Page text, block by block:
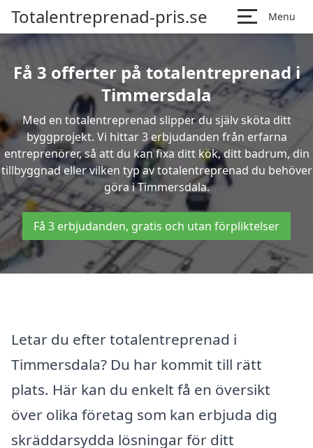
Totalentreprenad-pris.se Menu
Få 3 offerter på totalentreprenad i
Timmersdala
Med en totalentreprenad slipper du själv sköta ditt
byggprojekt. Vi hittar 3 erbjudanden från erfarna
entreprenörer, så att du kan fixa ditt kök, ditt badrum, din
tillbyggnad eller vilken typ av totalentreprenad du behöver
göra i Timmersdala.
Få 3 erbjudanden, gratis och utan förpliktelser
Letar du efter totalentreprenad i
Timmersdala? Du har kommit till rätt
plats. Här kan du enkelt få en översikt
över olika företag som kan erbjuda dig
skräddarsydda lösningar för ditt